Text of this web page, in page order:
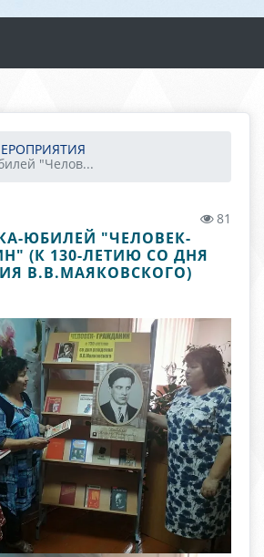
"Челов...
81
ЮБИЛЕЙ "ЧЕЛОВЕК-
(К 130-ЛЕТИЮ СО ДНЯ
В.В.МАЯКОВСКОГО)